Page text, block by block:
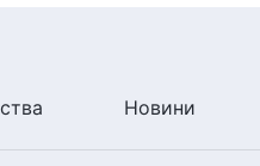
Бог към цялата вселена –
Новини